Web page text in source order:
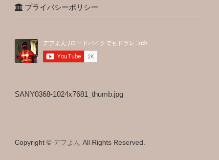
プライバシーポリシー
SANY0368-1024x7681_thumb.jpg
Copyright © デフよん All Rights Reserved.